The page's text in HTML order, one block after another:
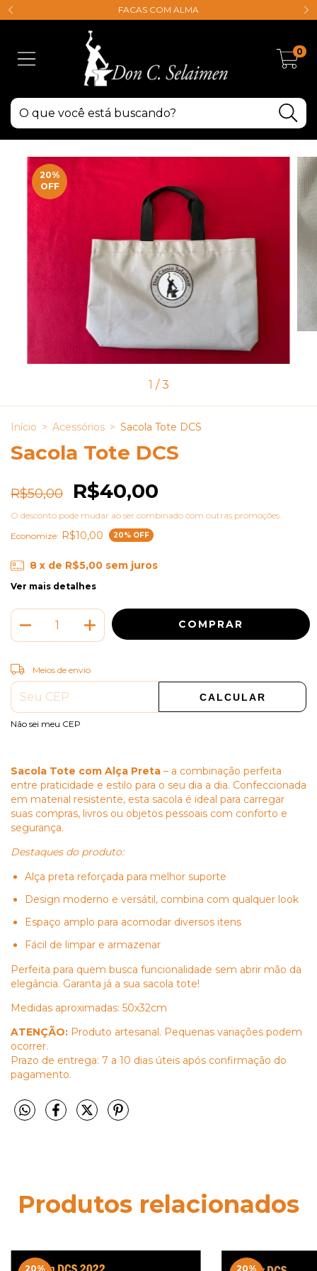
FACAS COM ALMA
0
20%
OFF
1 / 3
Início > Acessórios > Sacola Tote DCS
Sacola Tote DCS
R$50,00 R$40,00
O desconto pode mudar ao ser combinado com outras promoções.
Economize: R$10,00 20% OFF
8 x de R$5,00 sem juros
Ver mais detalhes
Entregas para o CEP:
Meios de envio
CALCULAR
Não sei meu CEP
Sacola Tote com Alça Preta – a combinação perfeita
entre praticidade e estilo para o seu dia a dia. Confeccionada
em material resistente, esta sacola é ideal para carregar
suas compras, livros ou objetos pessoais com conforto e
segurança.
Destaques do produto:
Alça preta reforçada para melhor suporte
Design moderno e versátil, combina com qualquer look
Espaço amplo para acomodar diversos itens
Fácil de limpar e armazenar
Perfeita para quem busca funcionalidade sem abrir mão da
elegância. Garanta já a sua sacola tote!
Medidas aproximadas: 50x32cm
ATENÇÃO: Produto artesanal. Pequenas variações podem
ocorrer.
Prazo de entrega: 7 a 10 dias úteis após confirmação do
pagamento.
Produtos relacionados
20%
20%